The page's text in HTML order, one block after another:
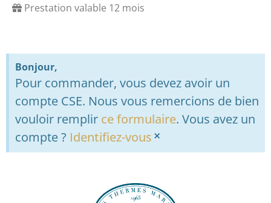
Prestation valable 12 mois
Bonjour,
Pour commander, vous devez avoir un
compte CSE. Nous vous remercions de bien
vouloir remplir ce formulaire. Vous avez un
compte ? Identifiez-vous×